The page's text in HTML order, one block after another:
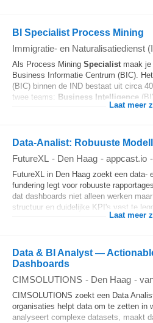
BI Specialist Process Mining
Immigratie- en Naturalisatiedienst
Als Process Mining Specialistmaak je
Business Informatie Centrum (BIC).
(BIC) binnen de IND bestaat uit circa
twee teams: Business Intelligence
Laat meer
Data-Analist: Robuuste
FutureXL - Den Haag - appcast.io -
FutureXL in Den Haag zoekt een data-
fundering legt voor robuuste
dat dashboards niet alleen werken
structuur en duidelijke KPI's vast te
Laat meer
Data & BI Analyst —
Dashboards
CIMSOLUTIONS - Den Haag -
CIMSOLUTIONS zoekt een Data
organisaties helpt data om te zetten in
analyseert complexe datasets, maakt